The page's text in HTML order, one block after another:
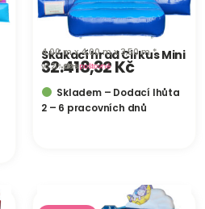
Skákací hrad Cirkus Mini
4,00 m x 4,00 m x 3,50 m *
32.418,32Kč
vč. 21 % DPH
pluspoštovné
Skladem – Dodací lhůta
2 – 6 pracovních dnů